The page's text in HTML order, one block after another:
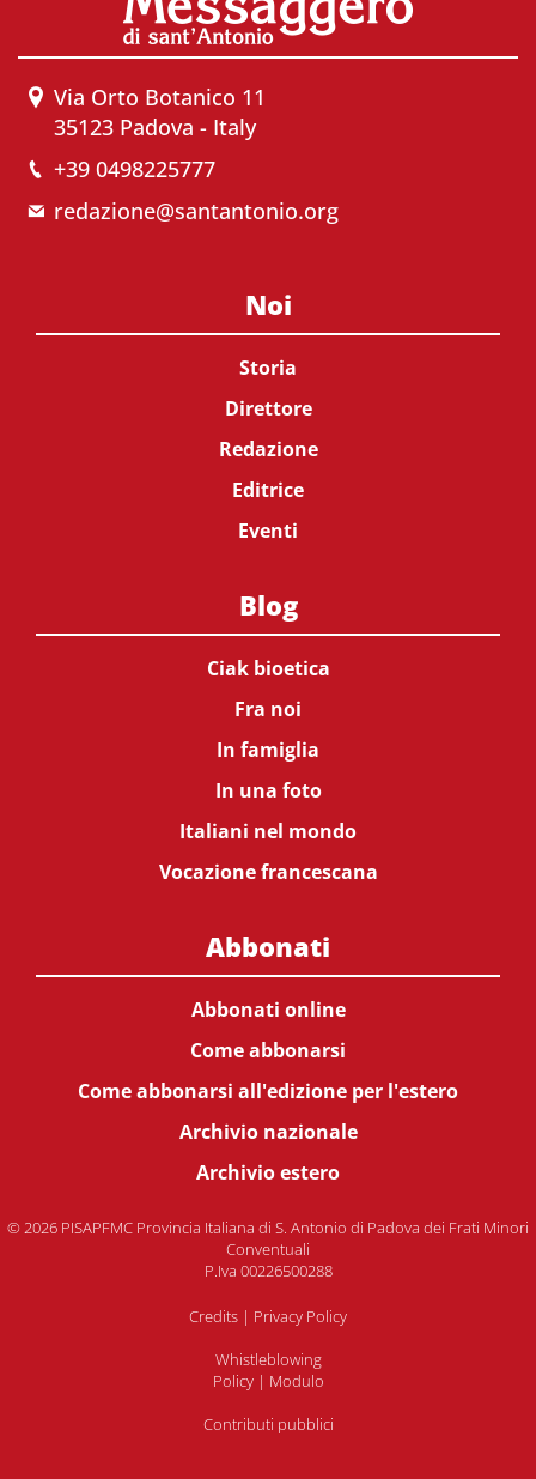
Via Orto Botanico 11
35123 Padova - Italy
+39 0498225777
redazione@santantonio.org
Noi
Storia
Direttore
Redazione
Editrice
Eventi
Blog
Ciak bioetica
Fra noi
In famiglia
In una foto
Italiani nel mondo
Vocazione francescana
Abbonati
Abbonati online
Come abbonarsi
Come abbonarsi all'edizione per l'estero
Archivio nazionale
Archivio estero
© 2026 PISAPFMC Provincia Italiana di S. Antonio di Padova dei Frati Minori
Conventuali
P.Iva 00226500288
Credits | Privacy Policy
Whistleblowing
Policy| Modulo
Contributi pubblici